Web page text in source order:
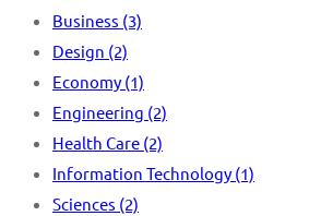
Business (3)
Design (2)
Economy (1)
Engineering (2)
Health Care (2)
Information Technology (1)
Sciences (2)